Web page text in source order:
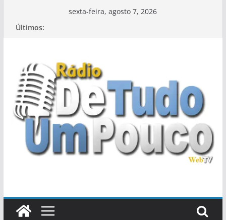
sexta-feira, agosto 7, 2026
Últimos: